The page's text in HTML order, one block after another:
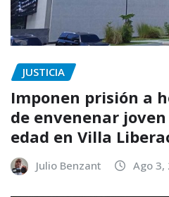
JUSTICIA
Imponen prisión a
de envenenar
edad en Villa
Julio Benzant Ago 3,